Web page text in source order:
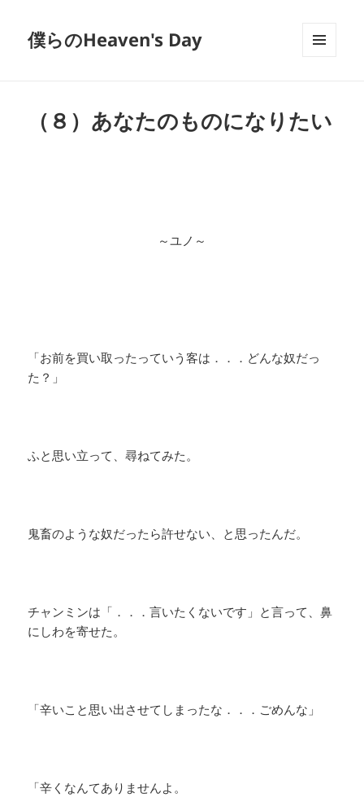
僕らのHeaven's Day
（８）あなたのものになりたい
～ユノ～
「お前を買い取ったっていう客は．．．どんな奴だっ
た？」
ふと思い立って、尋ねてみた。
鬼畜のような奴だったら許せない、と思ったんだ。
チャンミンは「．．．言いたくないです」と言って、鼻
にしわを寄せた。
「辛いこと思い出させてしまったな．．．ごめんな」
「辛くなんてありませんよ。